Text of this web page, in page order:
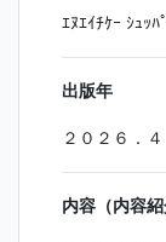
ｴﾇｴｲﾁｹｰ ｼｭｯﾊ
出版年
２０２６．４
内容（内容紹